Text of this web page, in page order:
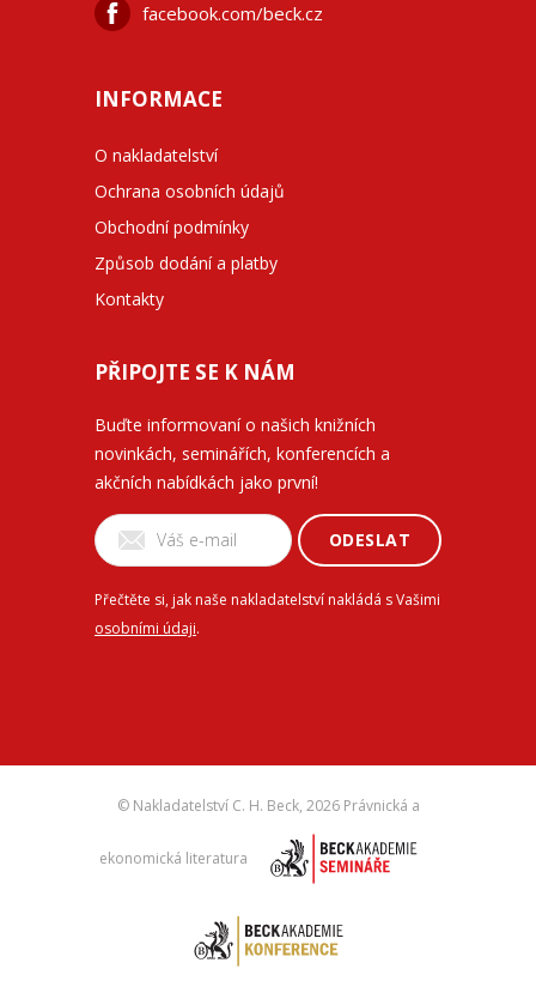
facebook.com/beck.cz
INFORMACE
O nakladatelství
Ochrana osobních údajů
Obchodní podmínky
Způsob dodání a platby
Kontakty
PŘIPOJTE SE K NÁM
Buďte informovaní o našich knižních
novinkách, seminářích, konferencích a
akčních nabídkách jako první!
ODESLAT
Přečtěte si, jak naše nakladatelství nakládá s Vašimi
osobními údaji.
© Nakladatelství C. H. Beck, 2026 Právnická a
ekonomická literatura